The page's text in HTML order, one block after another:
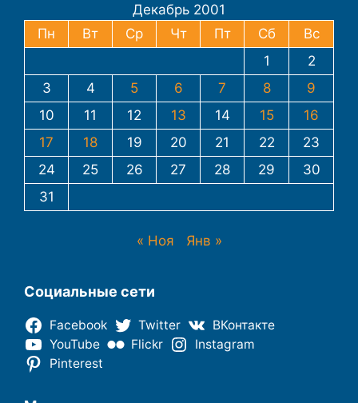
Декабрь 2001
Пн
Вт Ср Чт Пт Сб
Вс
1
2
3
4 5 6 7 8
9
10
11 12 13 14 15
16
17
18 19 20 21 22
23
24
25 26 27 28 29
30
31
« Ноя Янв »
Социальные сети
Facebook Twitter
ВКонтакте
YouTube
Flickr
Instagram
Pinterest